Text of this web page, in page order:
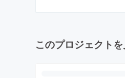
このプロジェクト